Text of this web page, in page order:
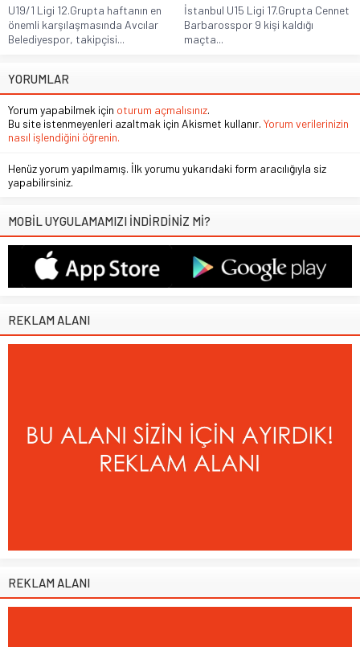
U19/1 Ligi 12.Grupta haftanın en
önemli karşılaşmasında Avcılar
Belediyespor, takipçisi...
İstanbul U15 Ligi 17.Grupta Cennet
Barbarosspor 9 kişi kaldığı
maçta...
YORUMLAR
Yorum yapabilmek için oturum açmalısınız.
Bu site istenmeyenleri azaltmak için Akismet kullanır. Yorum verilerinizin
nasıl işlendiğini öğrenin.
Henüz yorum yapılmamış. İlk yorumu yukarıdaki form aracılığıyla siz
yapabilirsiniz.
MOBİL UYGULAMAMIZI İNDİRDİNİZ Mİ?
REKLAM ALANI
REKLAM ALANI